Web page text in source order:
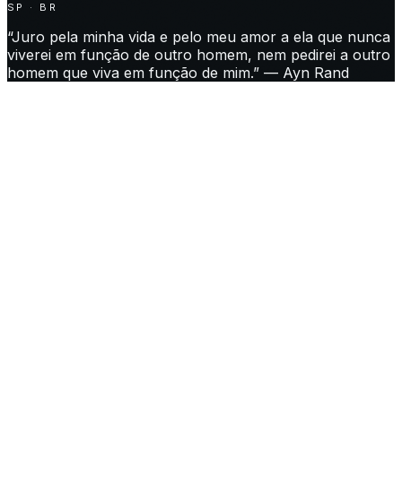
SP · BR
“Juro pela minha vida e pelo meu amor a ela que nunca
viverei em função de outro homem, nem pedirei a outro
homem que viva em função de mim.” — Ayn Rand